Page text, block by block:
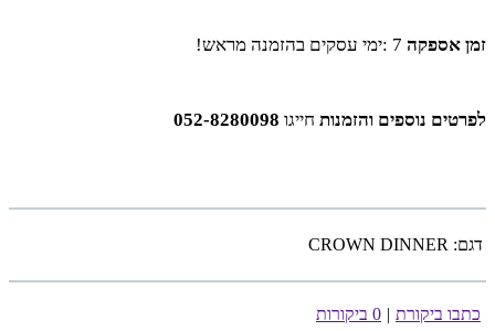
זמן אספקה : 7ימי עסקים בהזמנה מראש!
לפרטים נוספים והזמנות חייגו 052-8280098
דגם: CROWN DINNER
כתבו ביקורת | 0 ביקורות